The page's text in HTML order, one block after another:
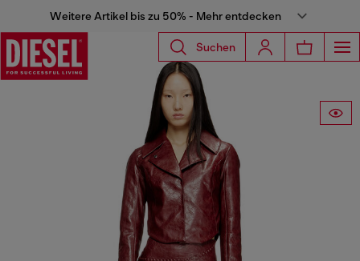
Weitere Artikel bis zu 50% - Mehr entdecken
Suchen